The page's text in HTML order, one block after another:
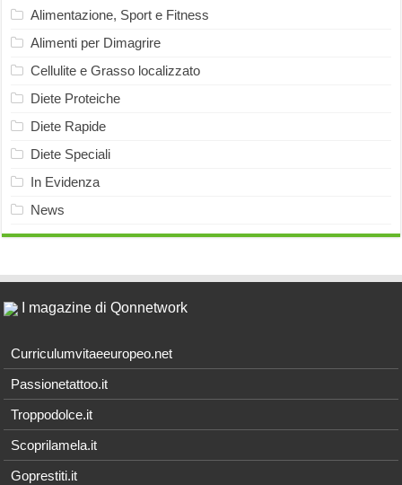
Alimentazione, Sport e Fitness
Alimenti per Dimagrire
Cellulite e Grasso localizzato
Diete Proteiche
Diete Rapide
Diete Speciali
In Evidenza
News
I magazine di Qonnetwork
Curriculumvitaeeuropeo.net
Passionetattoo.it
Troppodolce.it
Scoprilamela.it
Goprestiti.it